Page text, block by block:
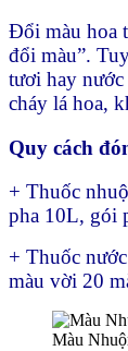
Đổi màu hoa
đổi màu”.
tươi hay
cháy lá hoa,
Quy cách
+ Thuốc
pha 10L, gói
+ Thuốc
màu vời 20
Màu